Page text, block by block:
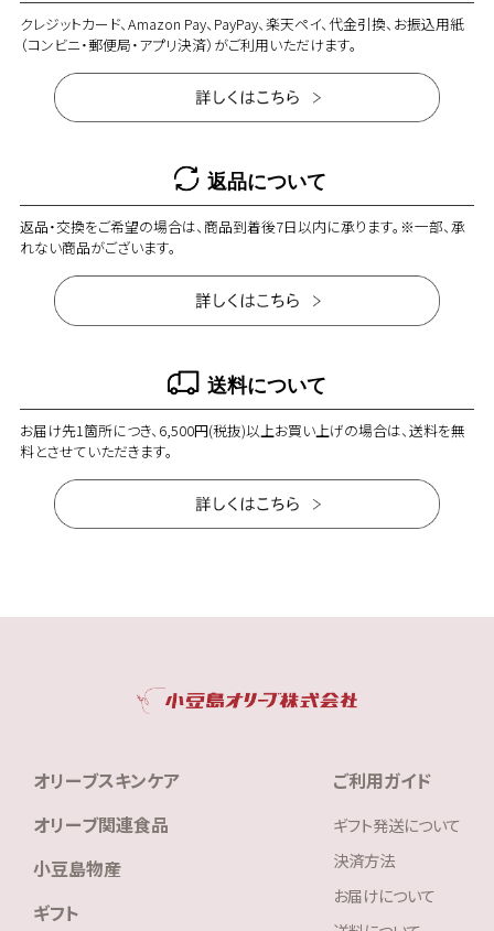
クレジットカード、Amazon Pay、PayPay、楽天ペイ、代金引換、お振込用紙
（コンビニ・郵便局・アプリ決済）がご利用いただけます。
返品について
返品・交換をご希望の場合は、商品到着後7日以内に承ります。※一部、承
れない商品がございます。
送料について
お届け先1箇所につき、6,500円(税抜)以上お買い上げの場合は、送料を無
料とさせていただきます。
オリーブスキンケア
オリーブ関連食品
小豆島物産
ギフト
ご利用ガイド
ギフト発送について
決済方法
お届けについて